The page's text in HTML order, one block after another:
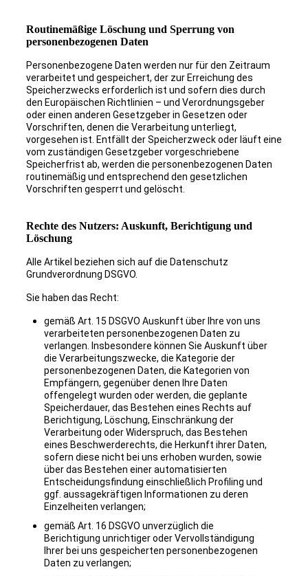
Routinemäßige Löschung und Sperrung von
personenbezogenen Daten
Personenbezogene Daten werden nur für den Zeitraum
verarbeitet und gespeichert, der zur Erreichung des
Speicherzwecks erforderlich ist und sofern dies durch
den Europäischen Richtlinien – und Verordnungsgeber
oder einen anderen Gesetzgeber in Gesetzen oder
Vorschriften, denen die Verarbeitung unterliegt,
vorgesehen ist. Entfällt der Speicherzweck oder läuft eine
vom zuständigen Gesetzgeber vorgeschriebene
Speicherfrist ab, werden die personenbezogenen Daten
routinemäßig und entsprechend den gesetzlichen
Vorschriften gesperrt und gelöscht.
Rechte des Nutzers: Auskunft, Berichtigung und
Löschung
Alle Artikel beziehen sich auf die Datenschutz
Grundverordnung DSGVO.
Sie haben das Recht:
gemäß Art. 15 DSGVO Auskunft über Ihre von uns
verarbeiteten personenbezogenen Daten zu
verlangen. Insbesondere können Sie Auskunft über
die Verarbeitungszwecke, die Kategorie der
personenbezogenen Daten, die Kategorien von
Empfängern, gegenüber denen Ihre Daten
offengelegt wurden oder werden, die geplante
Speicherdauer, das Bestehen eines Rechts auf
Berichtigung, Löschung, Einschränkung der
Verarbeitung oder Widerspruch, das Bestehen
eines Beschwerderechts, die Herkunft ihrer Daten,
sofern diese nicht bei uns erhoben wurden, sowie
über das Bestehen einer automatisierten
Entscheidungsfindung einschließlich Profiling und
ggf. aussagekräftigen Informationen zu deren
Einzelheiten verlangen;
gemäß Art. 16 DSGVO unverzüglich die
Berichtigung unrichtiger oder Vervollständigung
Ihrer bei uns gespeicherten personenbezogenen
Daten zu verlangen;